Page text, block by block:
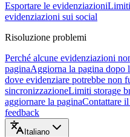
Esportare le evidenziazioniLimiti
evidenziazioni sui social
Risoluzione problemi
Perché alcune evidenziazioni
paginaAggiorna la pagina dopo
dove evidenziare potrebbe non
sincronizzazioneLimiti storage
aggiornare la paginaContattare
feedback
Italiano